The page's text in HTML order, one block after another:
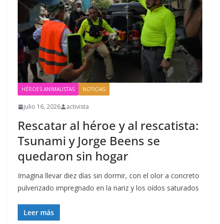
HÉROES ANIMALISTAS NOTICIAS
julio 16, 2026 activista
Rescatar al héroe y al rescatista:
Tsunami y Jorge Beens se
quedaron sin hogar
Imagina llevar diez días sin dormir, con el olor a concreto
pulverizado impregnado en la nariz y los oídos saturados
Leer más